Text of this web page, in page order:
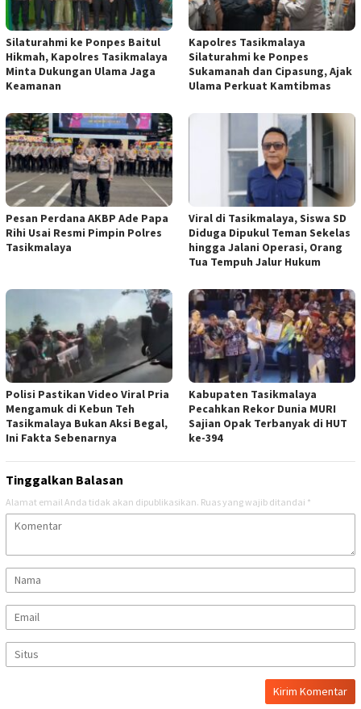
Silaturahmi ke Ponpes Baitul
Hikmah, Kapolres Tasikmalaya
Minta Dukungan Ulama Jaga
Keamanan
Kapolres Tasikmalaya
Silaturahmi ke Ponpes
Sukamanah dan Cipasung, Ajak
Ulama Perkuat Kamtibmas
Pesan Perdana AKBP Ade Papa
Rihi Usai Resmi Pimpin Polres
Tasikmalaya
Viral di Tasikmalaya, Siswa SD
Diduga Dipukul Teman Sekelas
hingga Jalani Operasi, Orang
Tua Tempuh Jalur Hukum
Polisi Pastikan Video Viral Pria
Mengamuk di Kebun Teh
Tasikmalaya Bukan Aksi Begal,
Ini Fakta Sebenarnya
Kabupaten Tasikmalaya
Pecahkan Rekor Dunia MURI
Sajian Opak Terbanyak di HUT
ke-394
Tinggalkan Balasan
Alamat email Anda tidak akan dipublikasikan. Ruas yang wajib ditandai *